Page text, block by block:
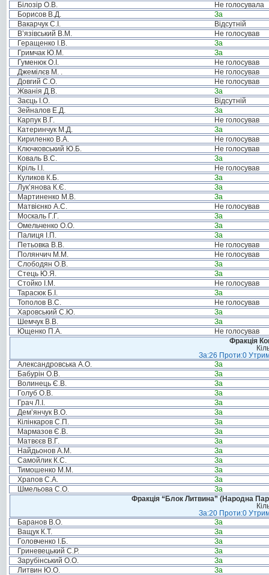
Білозір О.В.
Не голосувала
Борисов В.Д.
За
Вакарчук С.І.
Відсутній
В’язівський В.М.
Не голосував
Геращенко І.В.
За
Гримчак Ю.М.
За
Гуменюк О.І.
Не голосував
Джемілєв М. .
Не голосував
Довгий С.О.
Не голосував
Жванія Д.В.
За
Заєць І.О.
Відсутній
Зейналов Е.Д.
За
Карпук В.Г.
Не голосував
Катеринчук М.Д.
За
Кириленко В.А.
Не голосував
Ключковський Ю.Б.
Не голосував
Коваль В.С.
За
Кріль І.І.
Не голосував
Куликов К.Б.
За
Лук’янова К.Є.
За
Мартиненко М.В.
За
Матвієнко А.С.
Не голосував
Москаль Г.Г.
За
Омельченко О.О.
За
Палиця І.П.
За
Петьовка В.В.
Не голосував
Полянчич М.М.
Не голосував
Слободян О.В.
За
Стець Ю.Я.
За
Стойко І.М.
Не голосував
Тарасюк Б.І.
За
Тополов В.С.
Не голосував
Харовський С.Ю.
За
Шемчук В.В.
За
Ющенко П.А.
Не голосував
Фракція
За:26 Проти:0
Александровська А.О.
За
Бабурін О.В.
За
Волинець Є.В.
За
Голуб О.В.
За
Грач Л.І.
За
Дем’янчук В.О.
За
Кілінкаров С.П.
За
Мармазов Є.В.
За
Матвєєв В.Г.
За
Найдьонов А.М.
За
Самойлик К.С.
За
Тимошенко М.М.
За
Храпов С.А.
За
Шмельова С.О.
За
Фракція “Блок Литвина” (Народна
За:20 Проти:0
Баранов В.О.
За
Ващук К.Т.
За
Головченко І.Б.
За
Гриневецький С.Р.
За
Зарубінський О.О.
За
Литвин Ю.О.
За